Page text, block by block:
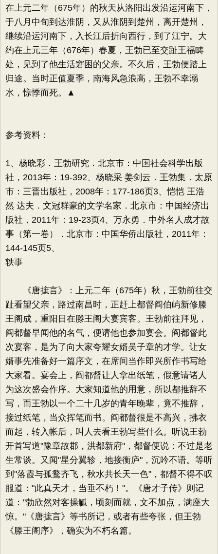
在上元二年（675年）的秋天从洛阳出发沿运河南下，
于八月中旬到达淮阴，又从淮阴到楚州，离开楚州，
继续沿运河南下，入长江后折向西行，到了江宁。大
约在上元三年（676年）春夏，王勃已至交趾王福畴
处，见到了他生活窘困的父亲。不久后，王勃便踏上
归途。当时正值夏季，南海风急浪高，王勃不幸溺
水，惊悸而死。▲
参考资料：
1、杨晓彩．王勃研究．北京市：中国社会科学出版
社，2013年：19-392、杨晓采 姜剑云．王勃集．太原
市：三晋出版社，2008年：177-186页3、恺恺 王浩
然 达夫．文冠群豪的文学名家．北京市：中国经济出
版社，2011年：19-23页4、万永勇．中外名人成才故
事（第一卷）．北京市：中国华侨出版社，2011年：
144-145页5、
轶事
《唐摭言》：上元二年（675年）秋，王勃前往交
趾看望父亲，路过南昌时，正赶上都督阎伯屿新修滕
王阁成，重阳日在滕王阁大宴宾客。王勃前往拜见，
阎都督早闻他的名气，便请他也参加宴会。阎都督此
次宴客，是为了向大家夸耀女婿吴子章的才学。让女
婿事先准备好一篇序文，在席间当作即兴所作书写给
大家看。宴会上，阎都督让人拿出纸笔，假意请诸人
为这次盛会作序。大家知道他的用意，所以都推辞不
写，而王勃以一个二十几岁的青年晚辈，竟不推辞，
接过纸笔，当众挥笔而书。阎都督很是不高兴，拂衣
而起，转入帐后，叫人去看王勃写些什么。听说王勃
开首写道"豫章故郡，洪都新府"，都督便说：不过是老
生常谈。又闻"星分翼轸，地接衡庐"，沉吟不语。等听
到"落霞与孤鹜齐飞，秋水共长天一色"，都督不得不叹
服道："此真天才，当垂不朽！"。《唐才子传》则记
道："勃欣然对客操觚，顷刻而就，文不加点，满座大
惊。"《唐摭言》等书所记，或者有些夸张，但王勃
《滕王阁序》，确实为不朽名篇。